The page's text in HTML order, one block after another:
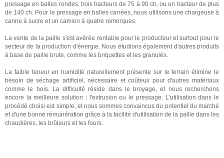
pressage en balles rondes, trois tracteurs de 75 à 90 ch, ou un tracteur de plus
de 140 ch. Pour le pressage en balles carrées, nous utilisons une chargeuse à
canne à sucre et un camion à quatre remorques.
La vente de la paille s'est avérée rentable pour le producteur et surtout pour le
secteur de la production d'énergie. Nous étudions également d'autres produits
à base de paille brute, comme les briquettes et les granulés.
La faible teneur en humidité naturellement présente sur le terrain élimine le
besoin de séchage artificiel, nécessaire et coûteux pour d'autres matériaux
comme le bois. La difficulté réside dans le broyage, et nous recherchons
encore la meilleure solution : l'extrusion ou le pressage. L'utilisation dans le
procédé choisi est simple, et nous sommes convaincus du potentiel du marché
et d'une bonne rémunération grâce à la facilité d'utilisation de la paille dans les
chaudières, les brûleurs et les fours.